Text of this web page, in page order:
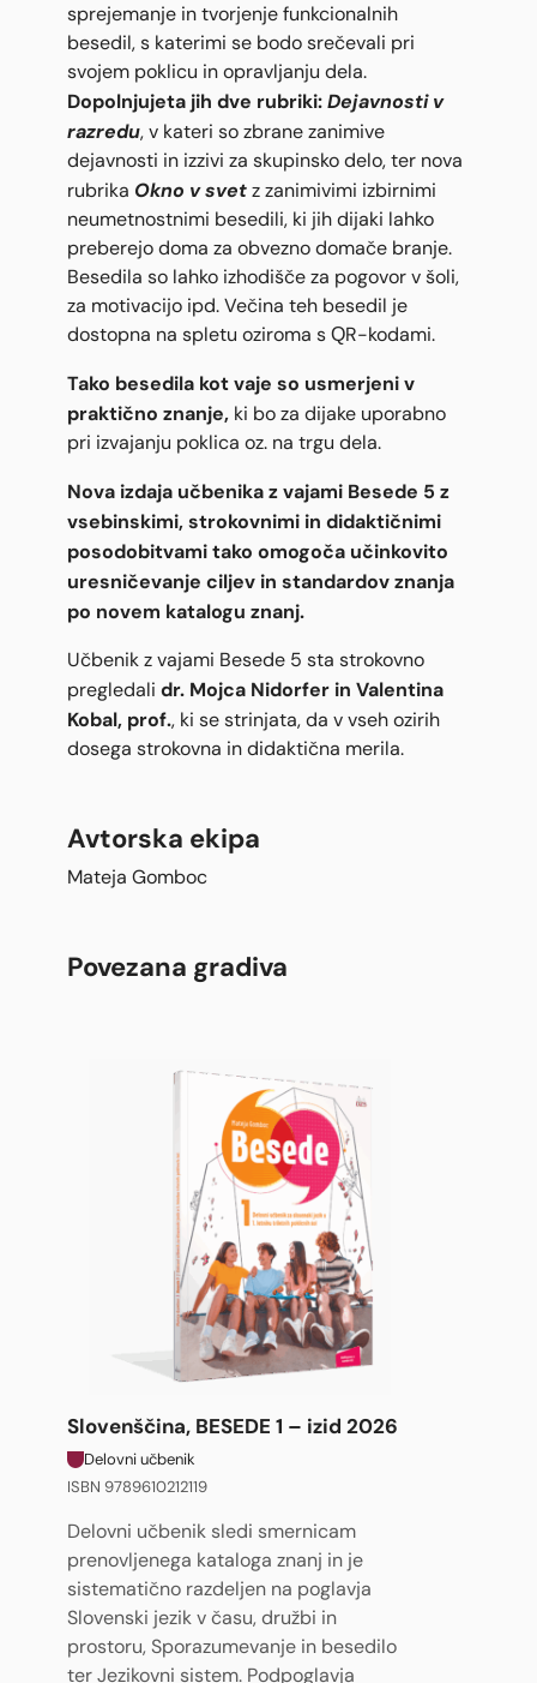
sprejemanje in tvorjenje funkcionalnih
besedil, s katerimi se bodo srečevali pri
svojem poklicu in opravljanju dela.
Dopolnjujeta jih dve rubriki: Dejavnosti v
razredu, v kateri so zbrane zanimive
dejavnosti in izzivi za skupinsko delo, ter nova
rubrika Okno v svet z zanimivimi izbirnimi
neumetnostnimi besedili, ki jih dijaki lahko
preberejo doma za obvezno domače branje.
Besedila so lahko izhodišče za pogovor v šoli,
za motivacijo ipd. Večina teh besedil je
dostopna na spletu oziroma s QR-kodami.
Tako besedila kot vaje so usmerjeni v
praktično znanje, ki bo za dijake uporabno
pri izvajanju poklica oz. na trgu dela.
Nova izdaja učbenika z vajami Besede 5 z
vsebinskimi, strokovnimi in didaktičnimi
posodobitvami tako omogoča učinkovito
uresničevanje ciljev in standardov znanja
po novem katalogu znanj.
Učbenik z vajami Besede 5 sta strokovno
pregledali dr. Mojca Nidorfer in Valentina
Kobal, prof., ki se strinjata, da v vseh ozirih
dosega strokovna in didaktična merila.
Avtorska ekipa
Mateja Gomboc
Povezana gradiva
Slovenščina, BESEDE 1 – izid 2026
Delovni učbenik
ISBN 9789610212119
Delovni učbenik sledi smernicam
prenovljenega kataloga znanj in je
sistematično razdeljen na poglavja
Slovenski jezik v času, družbi in
prostoru, Sporazumevanje in besedilo
ter Jezikovni sistem. Podpoglavja